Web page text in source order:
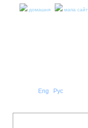
домашня мапа
Eng Рус